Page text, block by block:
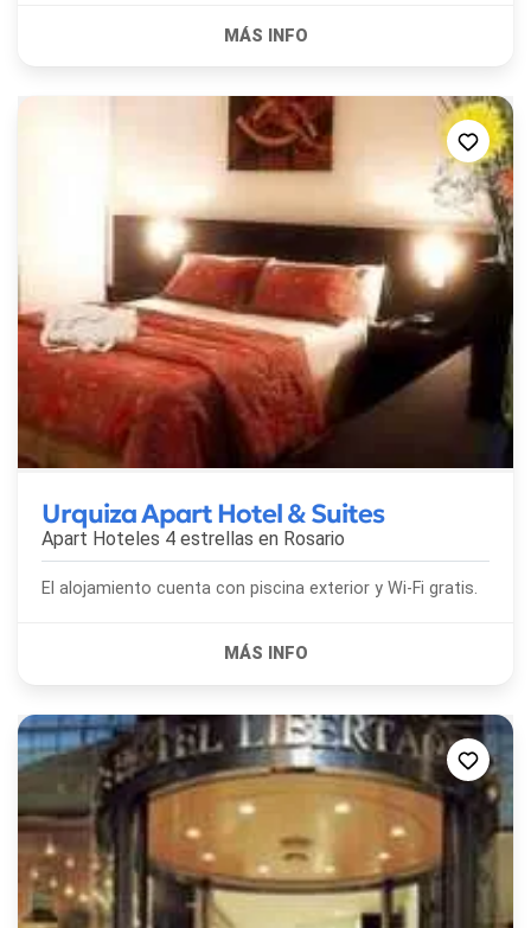
Urquiza Apart Hotel & Suites
Apart Hoteles 4 estrellas en Rosario
El alojamiento cuenta con piscina exterior y Wi-Fi gratis.